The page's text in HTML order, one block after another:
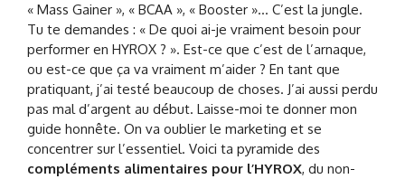
« Mass Gainer », « BCAA », « Booster »… C’est la jungle.
Tu te demandes : « De quoi ai-je vraiment besoin pour
performer en HYROX ? ». Est-ce que c’est de l’arnaque,
ou est-ce que ça va vraiment m’aider ? En tant que
pratiquant, j’ai testé beaucoup de choses. J’ai aussi perdu
pas mal d’argent au début. Laisse-moi te donner mon
guide honnête. On va oublier le marketing et se
concentrer sur l’essentiel. Voici ta pyramide des
compléments alimentaires pour l’HYROX, du non-